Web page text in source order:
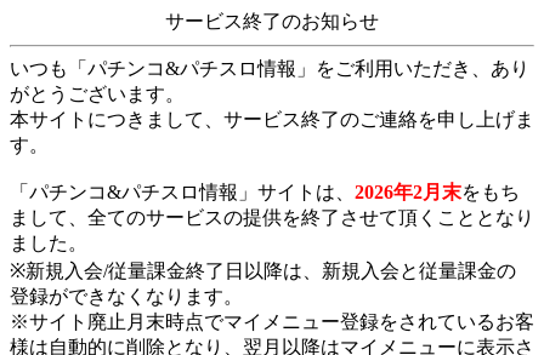
サービス終了のお知らせ
いつも「パチンコ&パチスロ情報」をご利用いただき、あり
がとうございます。
本サイトにつきまして、サービス終了のご連絡を申し上げま
す。
「パチンコ&パチスロ情報」サイトは、 2026年2月末をもち
まして、全てのサービスの提供を終了させて頂くこととなり
ました。
※新規入会/従量課金終了日以降は、新規入会と従量課金の
登録ができなくなります。
※サイト廃止月末時点でマイメニュー登録をされているお客
様は自動的に削除となり、翌月以降はマイメニューに表示さ